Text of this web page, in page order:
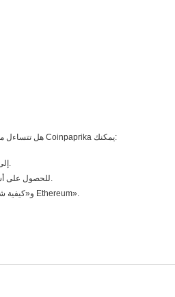
هل تتساءل ما إذا كان اليوم هو الوقت المناسب لشراء العملات الرقمية؟ مع محوّل Coinpaprika يمكنك:
تحويل العملات الورقية (USD وEUR وPLN) إلى عملات رقمية فورًا.
استخدام حاسبة Bitcoin وحاسبة Ethereum للحصول على أسعار محدّثة بالدقيقة.
الوصول إلى أدلة سهلة للمبتدئين مثل «كيفية شراء Bitcoin» و«كيفية شراء Ethereum».